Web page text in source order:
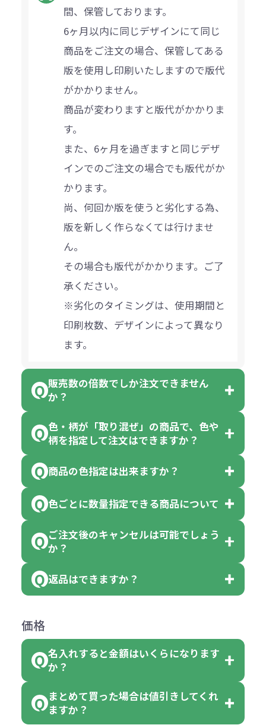
間、保管しております。
6ヶ月以内に同じデザインにて同じ
商品をご注文の場合、保管してある
版を使用し印刷いたしますので版代
がかかりません。
商品が変わりますと版代がかかりま
す。
また、6ヶ月を過ぎますと同じデザ
インでのご注文の場合でも版代がか
かります。
尚、何回か版を使うと劣化する為、
版を新しく作らなくては行けませ
ん。
その場合も版代がかかります。ご了
承ください。
※劣化のタイミングは、使用期間と
印刷枚数、デザインによって異なり
ます。
販売数の倍数でしか注文できません
か？
一部商品（※）を除き、注文可能数
です。
個、20個と10個単位でのご注文とな
ります。
【例】注文可能数が100個の場合
は、100個以上でしたら、何個でも
可能です。
色・柄が「取り混ぜ」の商品で、色や
柄を指定して注文はできますか？
「色・柄 取り混ぜ」のラベルがつい
ている商品は、色指定不可となって
ん。
但し、ロゴなど名入れ印刷をされる
商品の色指定は出来ますか？
色指定できる商品もございますが商
品の詳細に「色・柄 取り混ぜ」のラ
ベルや商品画像に「〇色取混ぜ」な
れ等分で100個ずつ入って参ります。
（割り切れない場合は数個単位で前
色指定できる商品に付きましては商
色ごとに数量指定できる商品について
「選べる本体色」のラベルが付いて
す。
い。
例えば…
クエアトート」を300個注文した場
ご注文後のキャンセルは可能でしょう
か？
お客様都合でのキャンセルは、制作
がございます。
ご注文の際は、十分にご確認・ご検
返品はできますか？
めご了承ください。
ただし下記の場合は承っております
●初期不良または不良品（破損、故
障）の場合
価格
名入れすると金額はいくらになります
か？
名入れありの場合の代金の計算方法
は下記の通りです。
まとめて買った場合は値引きしてくれ
ますか？